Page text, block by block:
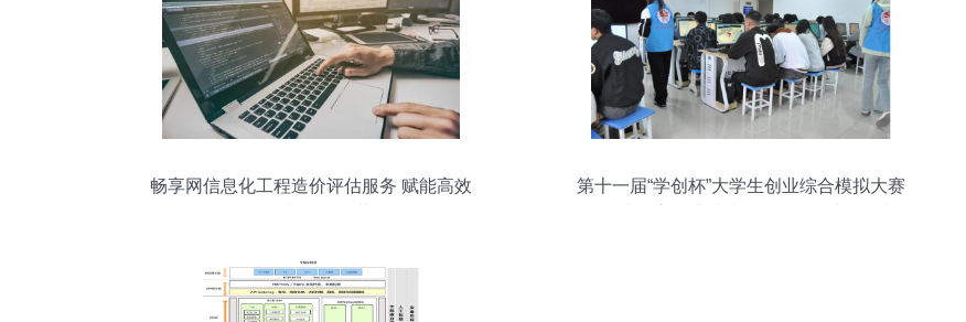
畅享网信息化工程造价评估服务 赋能高效
第十一届“学创杯”大学生创业综合模拟大赛